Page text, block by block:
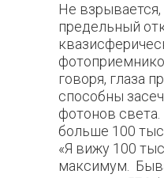
Не
предельный
говоря, глаза
способны
фотонов
больше 100
«Я вижу 100
максимум.